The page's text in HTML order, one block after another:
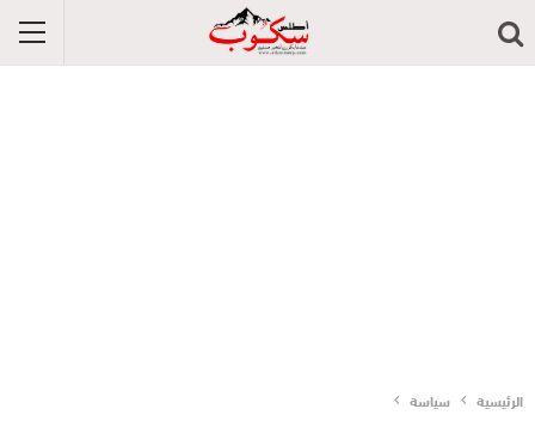
الرئيسية سياسة